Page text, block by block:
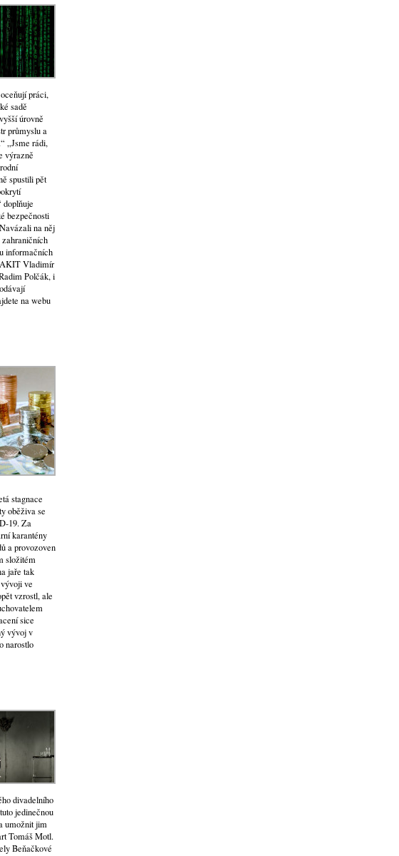
práci,
sadě
úrovně
průmyslu a
„Jsme rádi,
výrazně
spustili pět
doplňuje
bezpečnosti
na něj
informačních
Vladimír
Polčák, i
na webu
stagnace
oběživa se
19. Za
karantény
a provozoven
složitém
jaře tak
ve
vzrostl, ale
sice
vývoj v
narostlo
divadelního
jedinečnou
umožnit jim
Tomáš Motl.
Beňačkové